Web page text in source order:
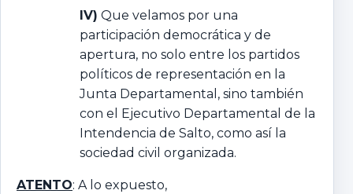
IV) Que velamos por una
participación democrática y de
apertura, no solo entre los partidos
políticos de representación en la
Junta Departamental, sino también
con el Ejecutivo Departamental de la
Intendencia de Salto, como así la
sociedad civil organizada.
ATENTO: A lo expuesto,